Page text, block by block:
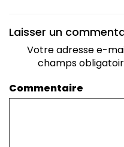
Laisser un
Votre adresse e-
champs
Commentaire